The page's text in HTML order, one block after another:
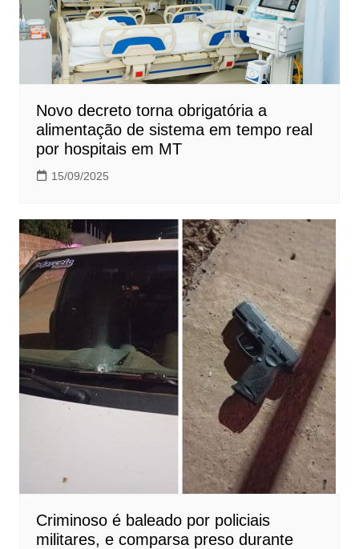
Novo decreto torna obrigatória a
alimentação de sistema em tempo real
por hospitais em MT
15/09/2025
Criminoso é baleado por policiais
militares, e comparsa preso durante